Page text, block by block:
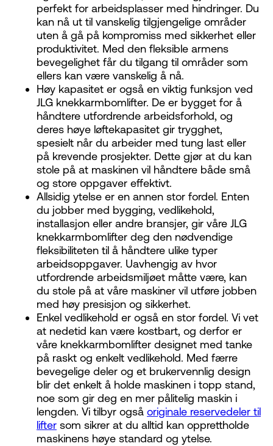
perfekt for arbeidsplasser med hindringer. Du
kan nå ut til vanskelig tilgjengelige områder
uten å gå på kompromiss med sikkerhet eller
produktivitet. Med den fleksible armens
bevegelighet får du tilgang til områder som
ellers kan være vanskelig å nå.
Høy kapasitet er også en viktig funksjon ved
JLG knekkarmbomlifter. De er bygget for å
håndtere utfordrende arbeidsforhold, og
deres høye løftekapasitet gir trygghet,
spesielt når du arbeider med tung last eller
på krevende prosjekter. Dette gjør at du kan
stole på at maskinen vil håndtere både små
og store oppgaver effektivt.
Allsidig ytelse er en annen stor fordel. Enten
du jobber med bygging, vedlikehold,
installasjon eller andre bransjer, gir våre JLG
knekkarmbomlifter deg den nødvendige
fleksibiliteten til å håndtere ulike typer
arbeidsoppgaver. Uavhengig av hvor
utfordrende arbeidsmiljøet måtte være, kan
du stole på at våre maskiner vil utføre jobben
med høy presisjon og sikkerhet.
Enkel vedlikehold er også en stor fordel. Vi vet
at nedetid kan være kostbart, og derfor er
våre knekkarmbomlifter designet med tanke
på raskt og enkelt vedlikehold. Med færre
bevegelige deler og et brukervennlig design
blir det enkelt å holde maskinen i topp stand,
noe som gir deg en mer pålitelig maskin i
lengden. Vi tilbyr også originale reservedeler til
lifter som sikrer at du alltid kan opprettholde
maskinens høye standard og ytelse.